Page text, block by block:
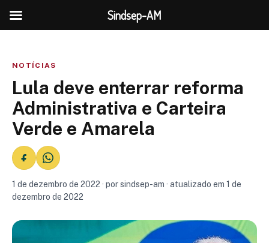
NOTÍCIAS
Lula deve enterrar reforma
Administrativa e Carteira
Verde e Amarela
1 de dezembro de 2022 · por sindsep-am · atualizado em 1 de
dezembro de 2022
Sindsep-AM